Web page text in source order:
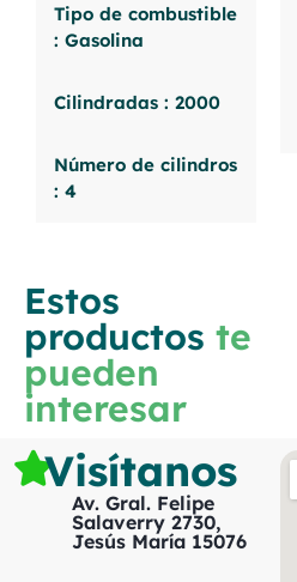
Tipo de combustible
: Gasolina
Cilindradas : 2000
Número de cilindros
: 4
Estos
productos te
pueden
interesar
Visítanos
Av. Gral. Felipe
Salaverry 2730,
Jesús María 15076